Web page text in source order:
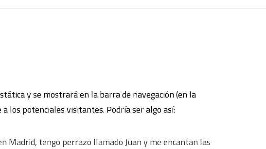
y se mostrará en la barra de navegación (en la
los potenciales visitantes. Podría ser algo así:
Madrid, tengo perrazo llamado Juan y me encantan las